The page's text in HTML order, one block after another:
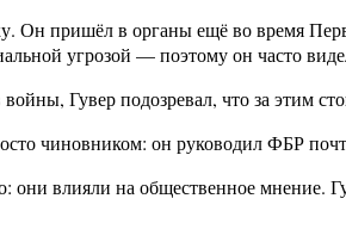
Он пришёл в органы ещё во время
угрозой — поэтому он часто
Гувер подозревал, что за этим
чиновником: он руководил ФБР
влияли на общественное мнение.